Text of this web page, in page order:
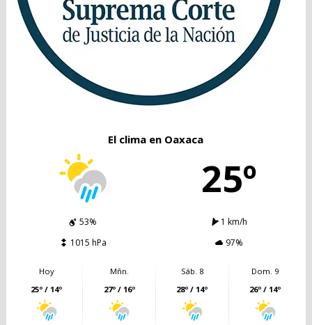
El clima en Oaxaca
25º
53%
1 km/h
1015 hPa
97%
Hoy
25º / 14º
Mñn.
27º / 16º
Sáb. 8
28º / 14º
Dom. 9
26º / 14º